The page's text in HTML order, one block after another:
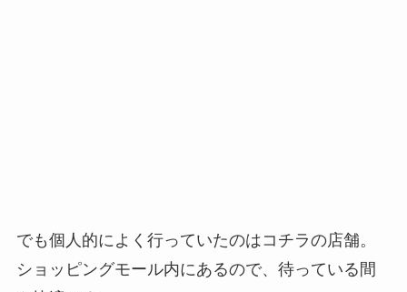
でも個人的によく行っていたのはコチラの店舗。
ショッピングモール内にあるので、待っている間